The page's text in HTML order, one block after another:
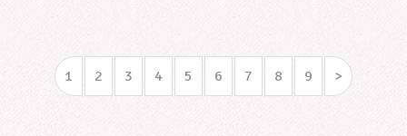
1 2 3 4 5 6 7 8 9 >